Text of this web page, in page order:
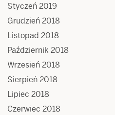
Styczeń 2019
Grudzień 2018
Listopad 2018
Październik 2018
Wrzesień 2018
Sierpień 2018
Lipiec 2018
Czerwiec 2018